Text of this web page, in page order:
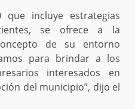
incluye estrategias
se ofrece a la
de su entorno
para brindar a los
interesados en
del municipio”, dijo el